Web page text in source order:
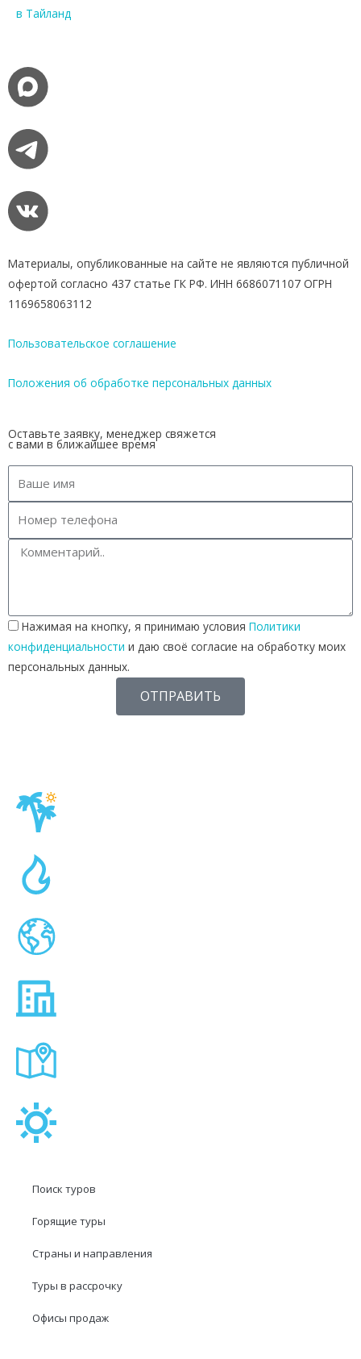
в Тайланд
Материалы, опубликованные на сайте не являются публичной
офертой согласно 437 статье ГК РФ. ИНН 6686071107 ОГРН
1169658063112
Пользовательское соглашение
Положения об обработке персональных данных
Оставьте заявку, менеджер свяжется
с вами в ближайшее время
Нажимая на кнопку, я принимаю условия Политики
конфиденциальности и даю своё согласие на обработку моих
персональных данных.
ОТПРАВИТЬ
Поиск туров
Горящие туры
Страны и направления
Туры в рассрочку
Офисы продаж